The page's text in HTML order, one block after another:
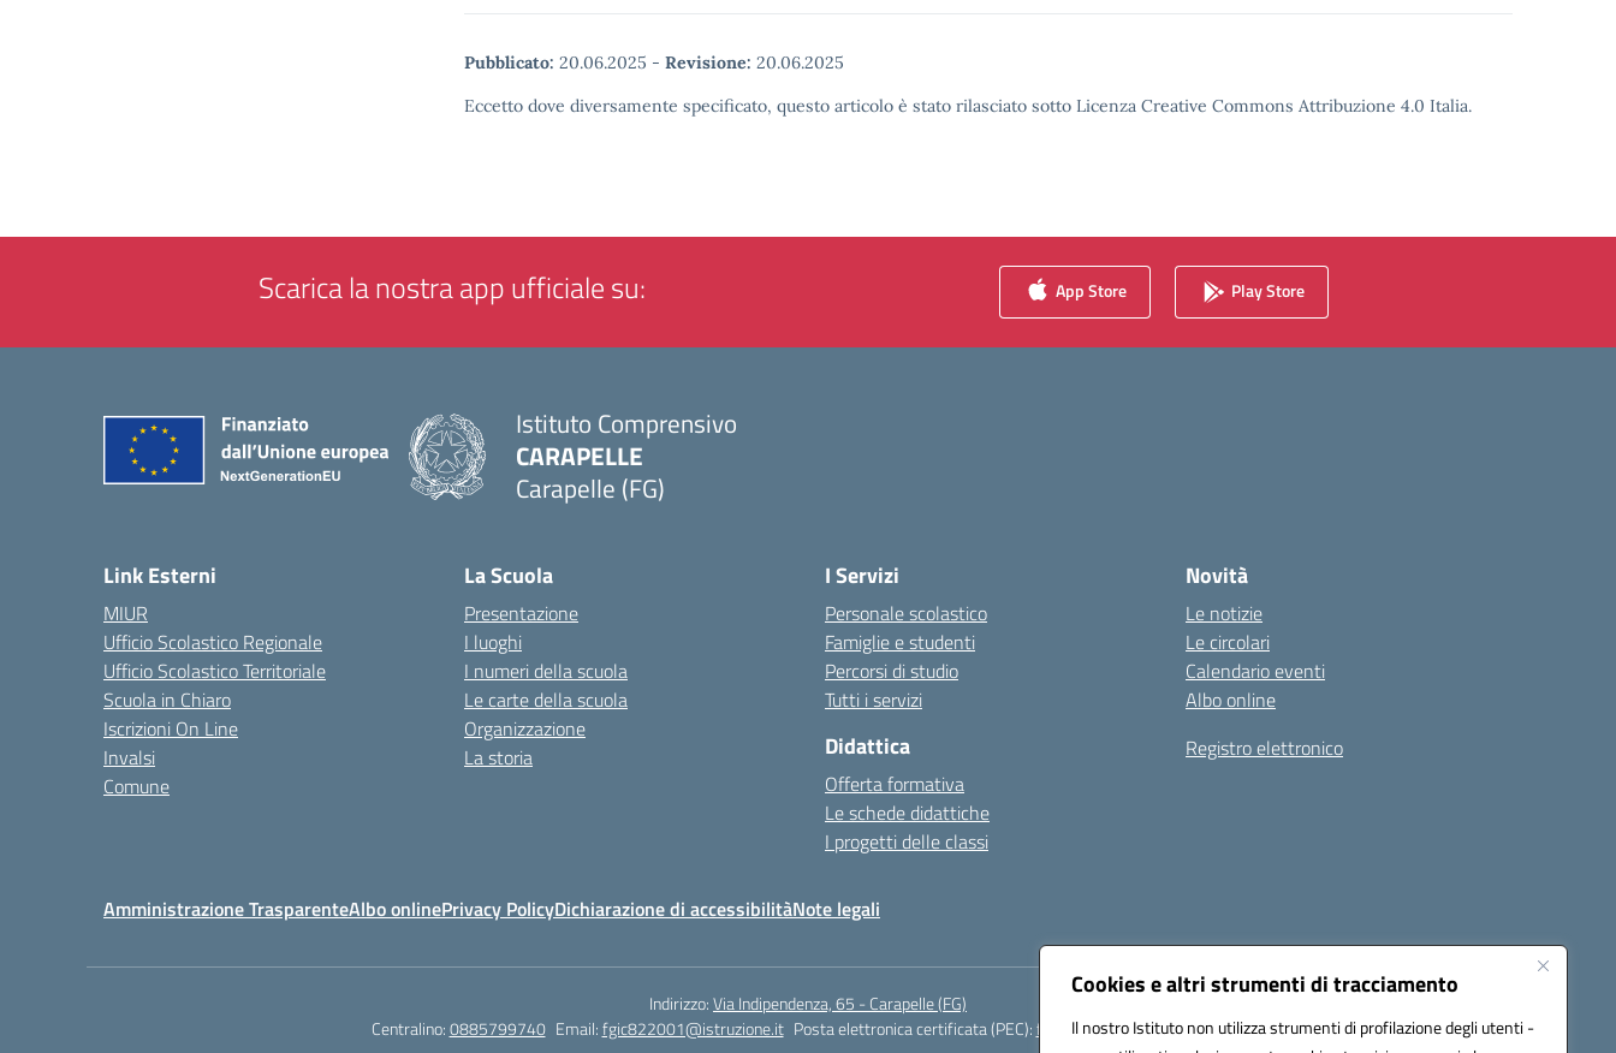
Cookies e altri strumenti di tracciamento
Il nostro Istituto non utilizza strumenti di profilazione degli utenti -
Pubblicato: 20.06.2025 - Revisione: 20.06.2025
Eccetto dove diversamente specificato, questo articolo è stato rilasciato sotto Licenza Creative Commons Attribuzione 4.0 Italia.
Scarica la nostra app ufficiale su: App Store Play Store
Istituto Comprensivo
CARAPELLE
Carapelle (FG)
Link Esterni
MIUR
Ufficio Scolastico Regionale
Ufficio Scolastico Territoriale
Scuola in Chiaro
Iscrizioni On Line
Invalsi
Comune
La Scuola
Presentazione
I luoghi
I numeri della scuola
Le carte della scuola
Organizzazione
La storia
I Servizi
Personale scolastico
Famiglie e studenti
Percorsi di studio
Tutti i servizi
Didattica
Offerta formativa
Le schede didattiche
I progetti delle classi
Novità
Le notizie
Le circolari
Calendario eventi
Albo online
Registro elettronico
Amministrazione TrasparenteAlbo onlinePrivacy PolicyDichiarazione di accessibilitàNote legali
Indirizzo:Via Indipendenza, 65 - Carapelle (FG)
Centralino:0885799740 Email:fgic822001@istruzione.it Posta elettronica certificata (PEC):fgic822001@pec.istruzione.it